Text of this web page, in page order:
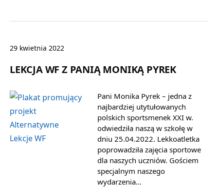
29 kwietnia 2022
LEKCJA WF Z PANIĄ MONIKĄ PYREK
Pani Monika Pyrek – jedna z
najbardziej utytułowanych
polskich sportsmenek XXI w.
odwiedziła naszą w szkołę w
dniu 25.04.2022. Lekkoatletka
poprowadziła zajęcia sportowe
dla naszych uczniów. Gościem
specjalnym naszego
wydarzenia…